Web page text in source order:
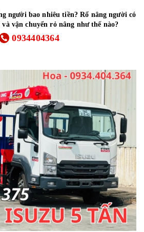
người bao nhiêu tiền? Rổ nâng người có
vận chuyển rỏ nâng như thế nào?
0934404364